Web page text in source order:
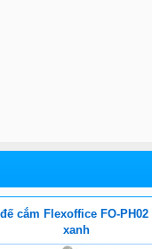
cắm Flexoffice FO-PH02
xanh